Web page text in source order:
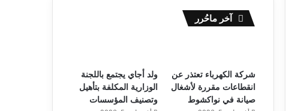
آخر ماحُرر
شركة الكهرباء تعتذر عن
انقطاعات مقررة لأشغال
صيانة في نواكشوط
ولد أجاي يجتمع باللجنة
الوزارية المكلفة بتأهيل
وتصنيف المؤسسات